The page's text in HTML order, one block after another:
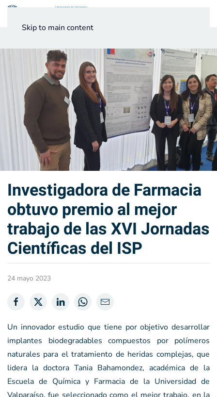
Skip to main content
Investigadora de Farmacia
obtuvo premio al mejor
trabajo de las XVI Jornadas
Científicas del ISP
24 mayo 2023
Un innovador estudio que tiene por objetivo desarrollar
implantes biodegradables compuestos por polímeros
naturales para el tratamiento de heridas complejas, que
lidera la doctora Tania Bahamondez, académica de la
Escuela de Química y Farmacia de la Universidad de